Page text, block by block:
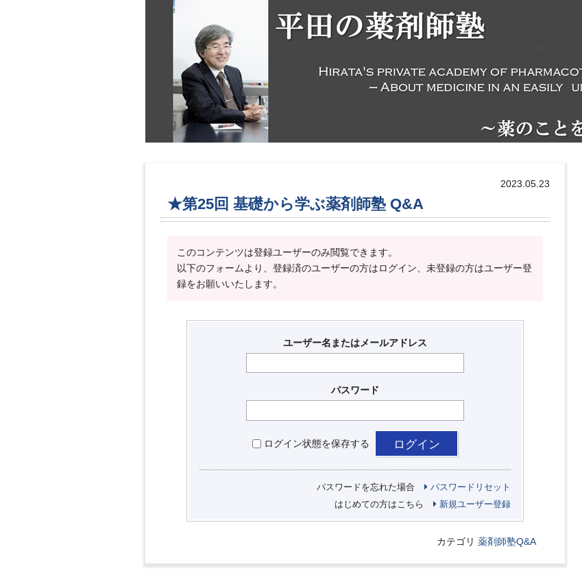
2023.05.23
★第25回 基礎から学ぶ薬剤師塾 Q&A
このコンテンツは登録ユーザーのみ閲覧できます。
以下のフォームより、登録済のユーザーの方はログイン、未登録の方はユーザー登
録をお願いいたします。
ユーザー名またはメールアドレス
パスワード
ログイン状態を保存する
パスワードを忘れた場合
パスワードリセット
はじめての方はこちら
新規ユーザー登録
カテゴリ 薬剤師塾Q&A